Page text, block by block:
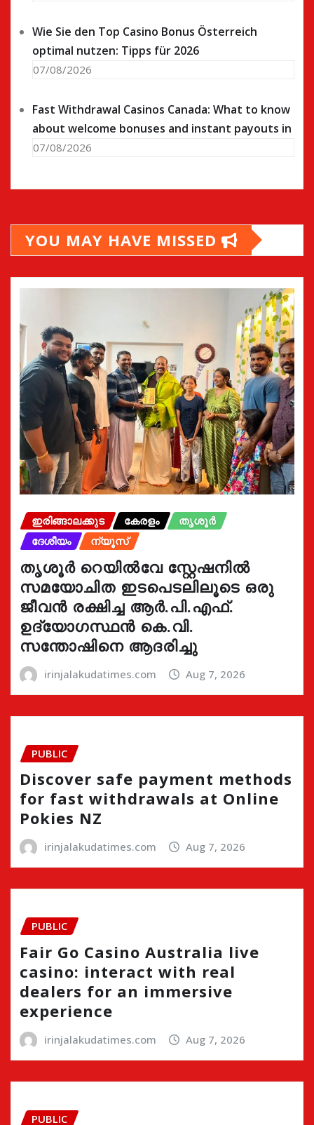
Wie Sie den Top Casino Bonus Österreich
optimal nutzen: Tipps für 2026
07/08/2026
Fast Withdrawal Casinos Canada: What to know
about welcome bonuses and instant payouts in
07/08/2026
YOU MAY HAVE MISSED
ഇരിങ്ങാലക്കുട കേരളം
തൃശൂർ
ദേശീയം
ന്യൂസ്
തൃശൂർ റെയിൽവേ സ്റ്റേഷനിൽ
സമയോചിത ഇടപെടലിലൂടെ ഒരു
ജീവൻ രക്ഷിച്ച ആർ.പി.എഫ്.
ഉദ്യോഗസ്ഥൻ കെ.വി.
സന്തോഷിനെ ആദരിച്ചു
irinjalakudatimes.com Aug 7, 2026
PUBLIC
Discover safe payment methods
for fast withdrawals at Online
Pokies NZ
irinjalakudatimes.com Aug 7, 2026
PUBLIC
Fair Go Casino Australia live
casino: interact with real
dealers for an immersive
experience
irinjalakudatimes.com Aug 7, 2026
PUBLIC